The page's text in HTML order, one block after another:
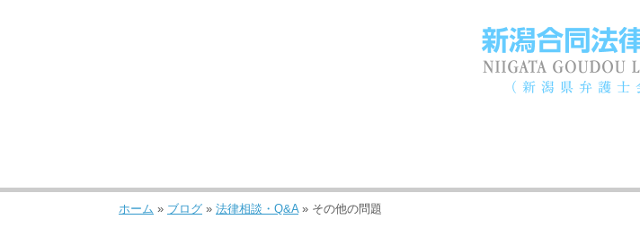
ホーム » ブログ » 法律相談・Q&A» その他の問題